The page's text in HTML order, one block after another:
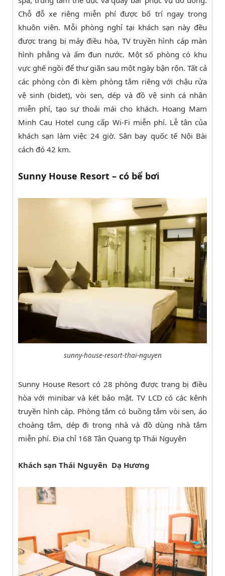
Chỗ đỗ xe riêng miễn phí được bố trí ngay trong
khuôn viên. Mỗi phòng nghỉ tại khách sạn này đều
được trang bị máy điều hòa, TV truyền hình cáp màn
hình phẳng và ấm đun nước. Một số phòng có khu
vực ghế ngồi để thư giãn sau một ngày bận rộn. Tất cả
các phòng còn đi kèm phòng tắm riêng với chậu rửa
vệ sinh (bidet), vòi sen, dép và đồ vệ sinh cá nhân
miễn phí, tạo sự thoải mái cho khách. Hoang Mam
Minh Cau Hotel cung cấp Wi-Fi miễn phí. Lễ tân của
khách sạn làm việc 24 giờ. Sân bay quốc tế Nội Bài
cách đó 42 km.
Sunny House Resort – có bể bơi
sunny-house-resort-thai-nguyen
Sunny House Resort có 28 phòng được trang bị điều
hòa với minibar và két bảo mật. TV LCD có các kênh
truyền hình cáp. Phòng tắm có buồng tắm vòi sen, áo
choàng tắm, dép đi trong nhà và đồ dùng nhà tắm
miễn phí. Địa chỉ 168 Tân Quang tp Thái Nguyên
Khách sạn Thái Nguyên Dạ Hương